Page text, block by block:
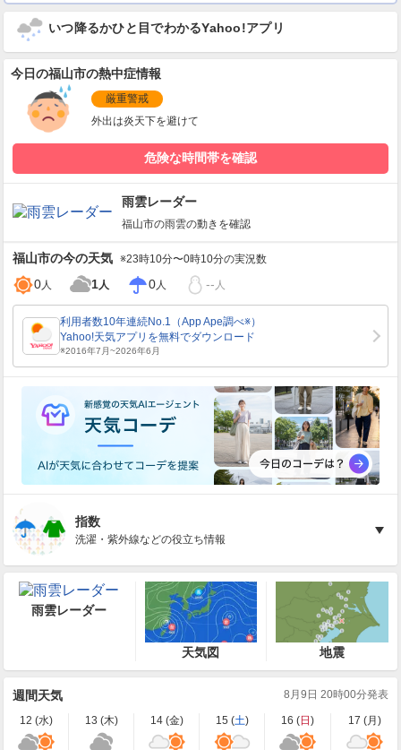
いつ降るかひと目でわかるYahoo!アプリ
今日の福山市の熱中症情報
厳重警戒
外出は炎天下を避けて
危険な時間帯を確認
雨雲レーダー
福山市の雨雲の動きを確認
福山市の今の天気 ※23時10分〜0時10分の実況数
0人 1人 0人 -- 人
指数
洗濯・紫外線などの役立ち情報
雨雲レーダー
天気図 地震
週間天気 8月9日 20時00分発表
12 (水) 13 (木) 14 (金) 15 (土) 16 (日 ) 17 (月 )